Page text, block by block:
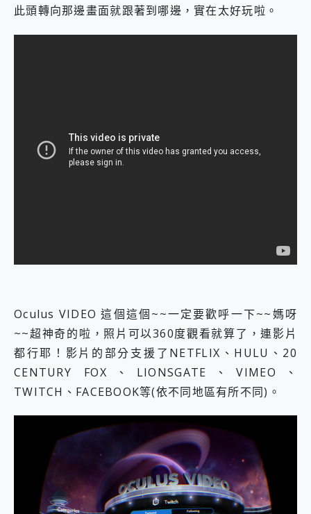
此頭轉向那邊畫面就跟著到哪邊，實在太好玩啦。
Oculus VIDEO 這個這個~~一定要歡呼一下~~媽呀
~~超神奇的啦，照片可以360度觀看就算了，連影片
都行耶！影片的部分支援了NETFLIX、HULU、20
CENTURY FOX、LIONSGATE、VIMEO、
TWITCH、FACEBOOK等(依不同地區有所不同)。